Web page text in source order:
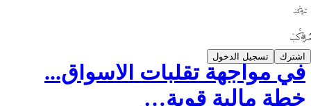
اشترك تسجيل الدخول
في مواجهة تقلبات الأسواق...
خطة مالية قوية…